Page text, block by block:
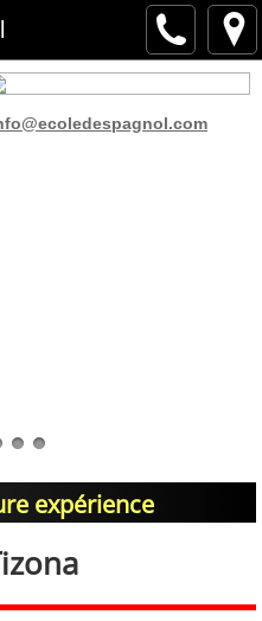
expérience